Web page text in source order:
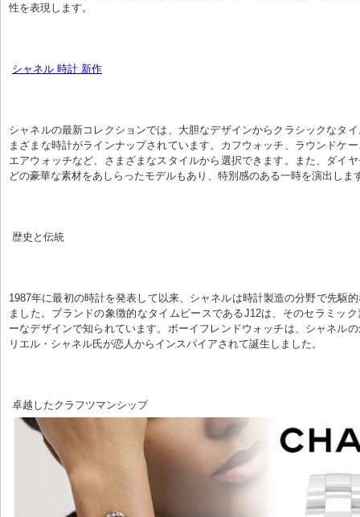
性を表現します。
シャネル 時計 新作
シャネルの最新コレクションでは、大胆なデザインからクラシックなタ
まざまな時計がラインナップされています。カフウォッチ、ラウンドケ
エアウォッチなど、さまざまなスタイルから選択できます。また、ダイ
どの豪華な素材をあしらったモデルもあり、特別感のある一時を演出しま
歴史と伝統
1987年に最初の時計を発表して以来、シャネルは時計製造の分野で先駆
ました。ブランドの象徴的なタイムピースであるJ12は、そのセラミッ
ーなデザインで知られています。ボーイフレンドウォッチは、シャネル
リエル・シャネル氏が恋人からインスパイアされて誕生しました。
卓越したクラフツマンシップ